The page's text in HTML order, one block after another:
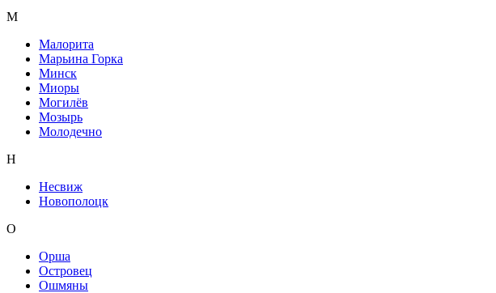
М
Малорита
Марьина Горка
Минск
Миоры
Могилёв
Мозырь
Молодечно
Н
Несвиж
Новополоцк
О
Орша
Островец
Ошмяны